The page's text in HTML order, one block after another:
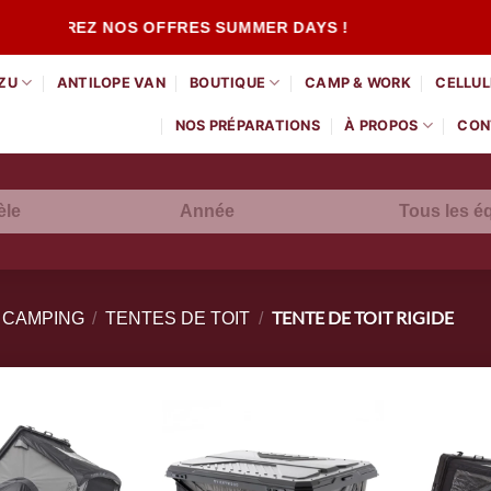
NOS OFFRES SUMMER DAYS !
ANTILOPE VAN BOUTIQUE CAMP & WORK
NOS PRÉPARATIONS À PROPOS
Année
/ TENTES DE TOIT / TENTE DE TOIT RIGIDE
Ajouter
à la
Ajouter
à la